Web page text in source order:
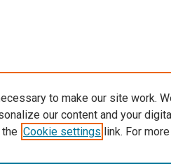
to make our site work.
our content and your
Cookie settings link. For